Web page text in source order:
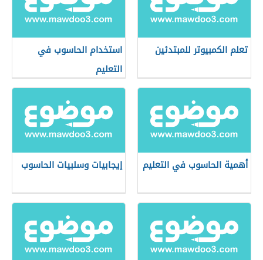
تعلم الكمبيوتر للمبتدئين
استخدام الحاسوب في
التعليم
أهمية الحاسوب في التعليم إيجابيات وسلبيات الحاسوب